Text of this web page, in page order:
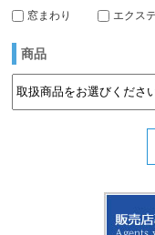
窓まわり エクス
商品